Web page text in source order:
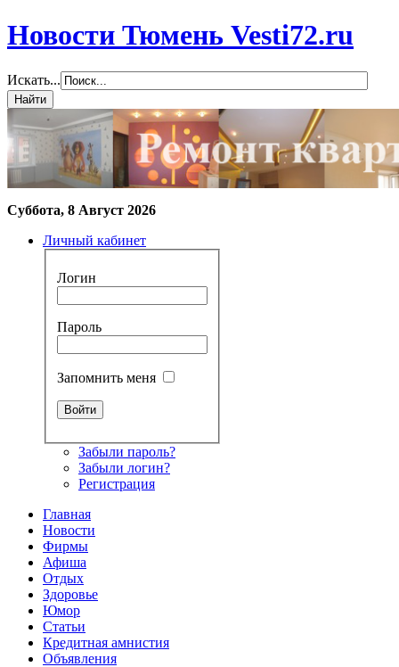
Новости Тюмень Vesti72.ru
Искать...
Суббота, 8 Август 2026
Личный кабинет
Логин
Пароль
Запомнить меня
Забыли пароль?
Забыли логин?
Регистрация
Главная
Новости
Фирмы
Афиша
Отдых
Здоровье
Юмор
Статьи
Кредитная амнистия
Объявления